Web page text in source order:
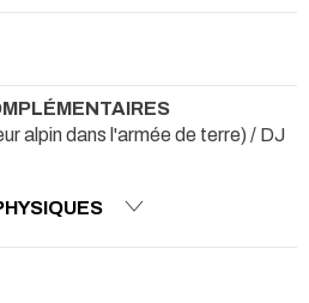
alpin dans l'armée de terre) / DJ